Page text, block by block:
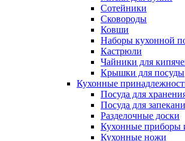
Сотейники
Сковороды
Ковши
Наборы кухонной
Кастрюли
Чайники для
Крышки для посуды
Кухонные
Посуда для
Посуда для
Разделочные доски
Кухонные приборы
Кухонные ножи